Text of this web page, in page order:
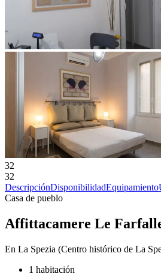
32
32
DescripciónDisponibilidadEquipamiento
Casa de pueblo
Affittacamere Le
En La Spezia (Centro histórico de La
1 habitación